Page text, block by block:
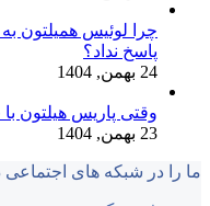
چرا لوئیس همیلتون
پاسخ نداد؟
24 بهمن, 1404
وقتی پاریس هیلتون
23 بهمن, 1404
ما را در شبکه های اجتماعی